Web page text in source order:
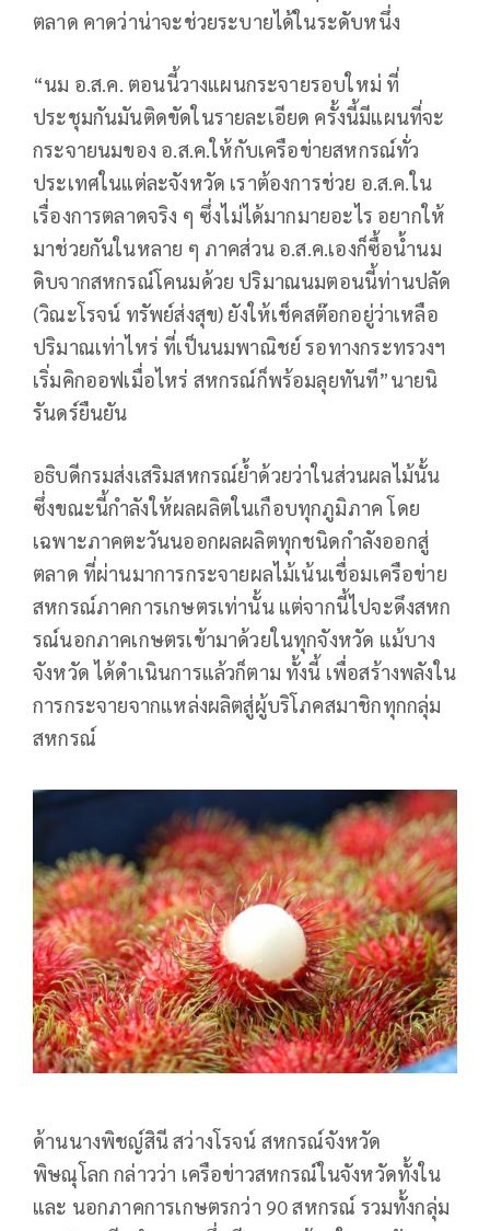
ตลาด คาดว่าน่าจะช่วยระบายได้ในระดับหนึ่ง
“นม อ.ส.ค. ตอนนี้วางแผนกระจายรอบใหม่ ที่
ประชุมกันมันติดขัดในรายละเอียด ครั้งนี้มีแผนที่จะ
กระจายนมของ อ.ส.ค.ให้กับเครือข่ายสหกรณ์ทั่ว
ประเทศในแต่ละจังหวัด เราต้องการช่วย อ.ส.ค.ใน
เรื่องการตลาดจริง ๆ ซึ่งไม่ได้มากมายอะไร อยากให้
มาช่วยกันในหลาย ๆ ภาคส่วน อ.ส.ค.เองก็ซื้อน้ำนม
ดิบจากสหกรณ์โคนมด้วย ปริมาณนมตอนนี้ท่านปลัด
(วิณะโรจน์ ทรัพย์ส่งสุข) ยังให้เช็คสต๊อกอยู่ว่าเหลือ
ปริมาณเท่าไหร่ ที่เป็นนมพาณิชย์ รอทางกระทรวงฯ
เริ่มคิกออฟเมื่อไหร่ สหกรณ์ก็พร้อมลุยทันที”นายนิ
รันดร์ยืนยัน
อธิบดีกรมส่งเสริมสหกรณ์ย้ำด้วยว่าในส่วนผลไม้นั้น
ซึ่งขณะนี้กำลังให้ผลผลิตในเกือบทุกภูมิภาค โดย
เฉพาะภาคตะวันนออกผลผลิตทุกชนิดกำลังออกสู่
ตลาด ที่ผ่านมาการกระจายผลไม้เน้นเชื่อมเครือข่าย
สหกรณ์ภาคการเกษตรเท่านั้น แต่จากนี้ไปจะดึงสหก
รณ์นอกภาคเกษตรเข้ามาด้วยในทุกจังหวัด แม้บาง
จังหวัด ได้ดำเนินการแล้วก็ตาม ทั้งนี้ เพื่อสร้างพลังใน
การกระจายจากแหล่งผลิตสู่ผู้บริโภคสมาชิกทุกกลุ่ม
สหกรณ์
ด้านนางพิชญ์สินี สว่างโรจน์ สหกรณ์จังหวัด
พิษณุโลก กล่าวว่า เครือข่าวสหกรณ์ในจังหวัดทั้งใน
และ นอกภาคการเกษตรกว่า 90 สหกรณ์ รวมทั้งกลุ่ม